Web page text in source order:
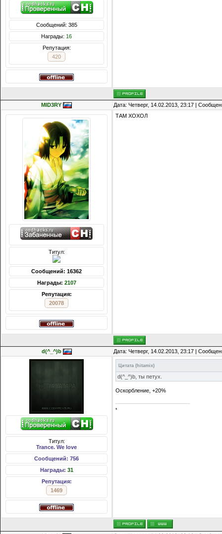
Сообщений: 385
Награды: 16
Репутация:
420
MID3RY Дата: Четверг, 14.02.2013, 23:17 |
Титул:
Сообщений: 16362
Награды: 2107
Репутация:
20078
ТАМ ХОХОЛ
d(^_^)b Дата: Четверг, 14.02.2013, 23:17 |
Титул:
Trance. We love
Сообщений: 756
Награды: 31
Репутация:
1469
Цитата ( hitamix)
d(^_^)b, ты петух.
Оскорбление, +20%
*